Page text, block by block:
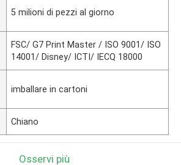
5 milioni di pezzi al giorno
FSC/ G7 Print Master / ISO 9001/ ISO
14001/ Disney/ ICTI/ IECQ 18000
imballare in cartoni
Chiano
Osservi più